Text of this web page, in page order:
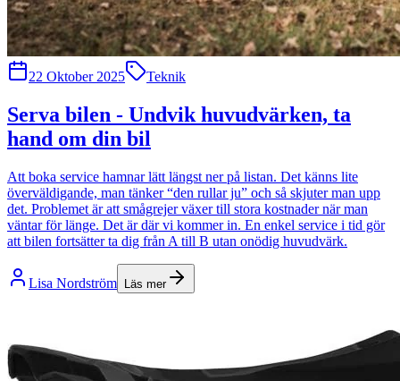
22 Oktober 2025 Teknik
Serva bilen - Undvik huvudvärken, ta
hand om din bil
Att boka service hamnar lätt längst ner på listan. Det känns lite
överväldigande, man tänker “den rullar ju” och så skjuter man upp
det. Problemet är att smågrejer växer till stora kostnader när man
väntar för länge. Det är där vi kommer in. En enkel service i tid gör
att bilen fortsätter ta dig från A till B utan onödig huvudvärk.
Lisa Nordström Läs mer